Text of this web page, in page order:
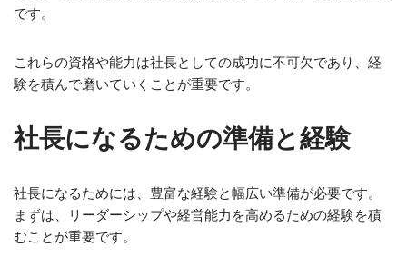
です。
これらの資格や能力は社長としての成功に不可欠であり、経
験を積んで磨いていくことが重要です。
社長になるための準備と経験
社長になるためには、豊富な経験と幅広い準備が必要です。
まずは、リーダーシップや経営能力を高めるための経験を積
むことが重要です。